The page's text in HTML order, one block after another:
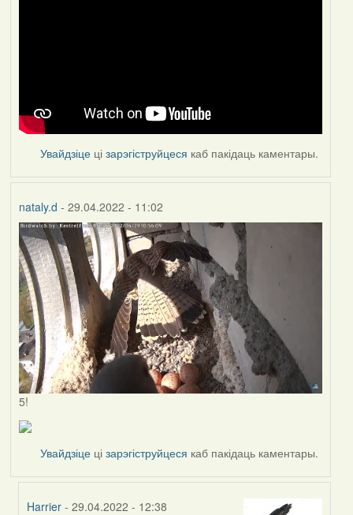
Увайдзіце цізарэгіструйцеся каб пакідаць каментары.
nataly.d - 29.04.2022 - 11:02
5!
Увайдзіце цізарэгіструйцеся каб пакідаць каментары.
Harrier - 29.04.2022 - 12:38